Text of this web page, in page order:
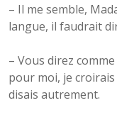
– Il me semble,
langue, il faudrait
– Vous direz
pour moi, je
disais autrement.